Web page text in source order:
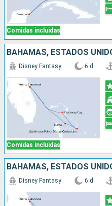
Comidas incluidas
BAHAMAS, ESTADOS
Comidas incluidas
Disney Fantasy 6 d
BAHAMAS, ESTADOS
Disney Fantasy 6 d